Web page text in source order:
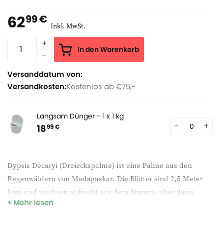
Dypsis Decaryi (Dreieckspalme) ist eine Palme aus den
Regenwäldern von Madagaskar. Die Blätter sind 2,5 Meter
lang und wachsen aufrecht aus dem Stamm, aber dann
wölben sie sich anmutig über 1 m Entfernung von der Spitze.
Mehr lesen
6299 € Inkl. MwSt.
In den Warenkorb
Versanddatum von:
Versandkosten:Kostenlos ab €75,-
Langsam Dünger - 1 x 1 kg
1899 €